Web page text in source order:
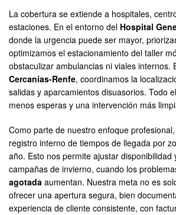
La cobertura se extiende a hospitales,
estaciones. En el entorno del Hospital
donde la urgencia puede ser mayor,
optimizamos el estacionamiento del taller
obstaculizar ambulancias ni viales internos.
Cercanías-Renfe, coordinamos la
salidas y aparcamientos disuasorios. Todo
menos esperas y una intervención más
Como parte de nuestro enfoque
registro interno de tiempos de llegada por
año. Esto nos permite ajustar disponibilidad
campañas de invierno, cuando los
agotada aumentan. Nuestra meta no es
ofrecer una apertura segura, bien
experiencia de cliente consistente, con